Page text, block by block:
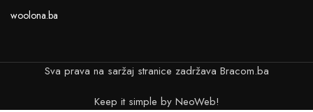
woolona.ba
Sva prava na saržaj stranice zadržava Bracom.ba
Keep it simple by NeoWeb!